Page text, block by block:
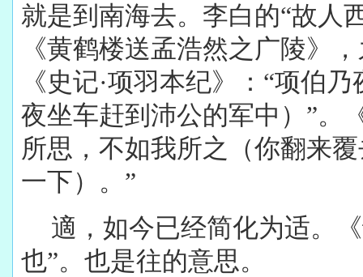
就是到南海去。李白的“故人
《黄鹤楼送孟浩然之广陵》
《史记·项羽本纪》：“项伯
夜坐车赶到沛公的军中）”。
所思，不如我所之（你翻来
一下）。”
適，如今已经简化为适。
也”。也是往的意思。